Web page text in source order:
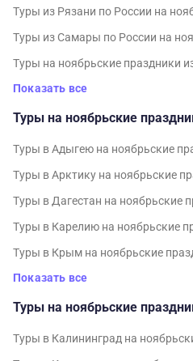
Туры из Рязани по России на
Туры из Самары по России на
Туры на ноябрьские праздники
Показать все
Туры на ноябрьские
Туры в Адыгею на ноябрьские
Туры в Арктику на ноябрьские
Туры в Дагестан на ноябрьские
Туры в Карелию на ноябрьские
Туры в Крым на ноябрьские
Показать все
Туры на ноябрьские
Туры в Калининград на